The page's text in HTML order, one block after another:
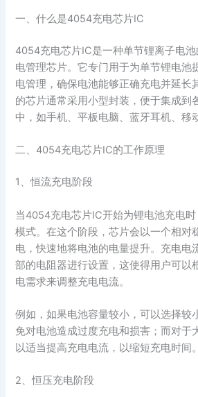
一、什么是4054充电芯片IC
4054充电芯片IC是一种单节锂离子电
电管理芯片。它专门用于为单节锂电池
电管理，确保电池能够正确充电并延长
的芯片通常采用小型封装，便于集成到
中，如手机、平板电脑、蓝牙耳机、移
二、4054充电芯片IC的工作原理
1、恒流充电阶段
当4054充电芯片IC开始为锂电池充电
模式。在这个阶段，芯片会以一个相对
电，快速地将电池的电量提升。充电电
部的电阻器进行设置，这使得用户可以
电需求来调整充电电流。
例如，如果电池容量较小，可以选择较
免对电池造成过度充电和损害；而对于
以适当提高充电电流，以缩短充电时间。
2、恒压充电阶段